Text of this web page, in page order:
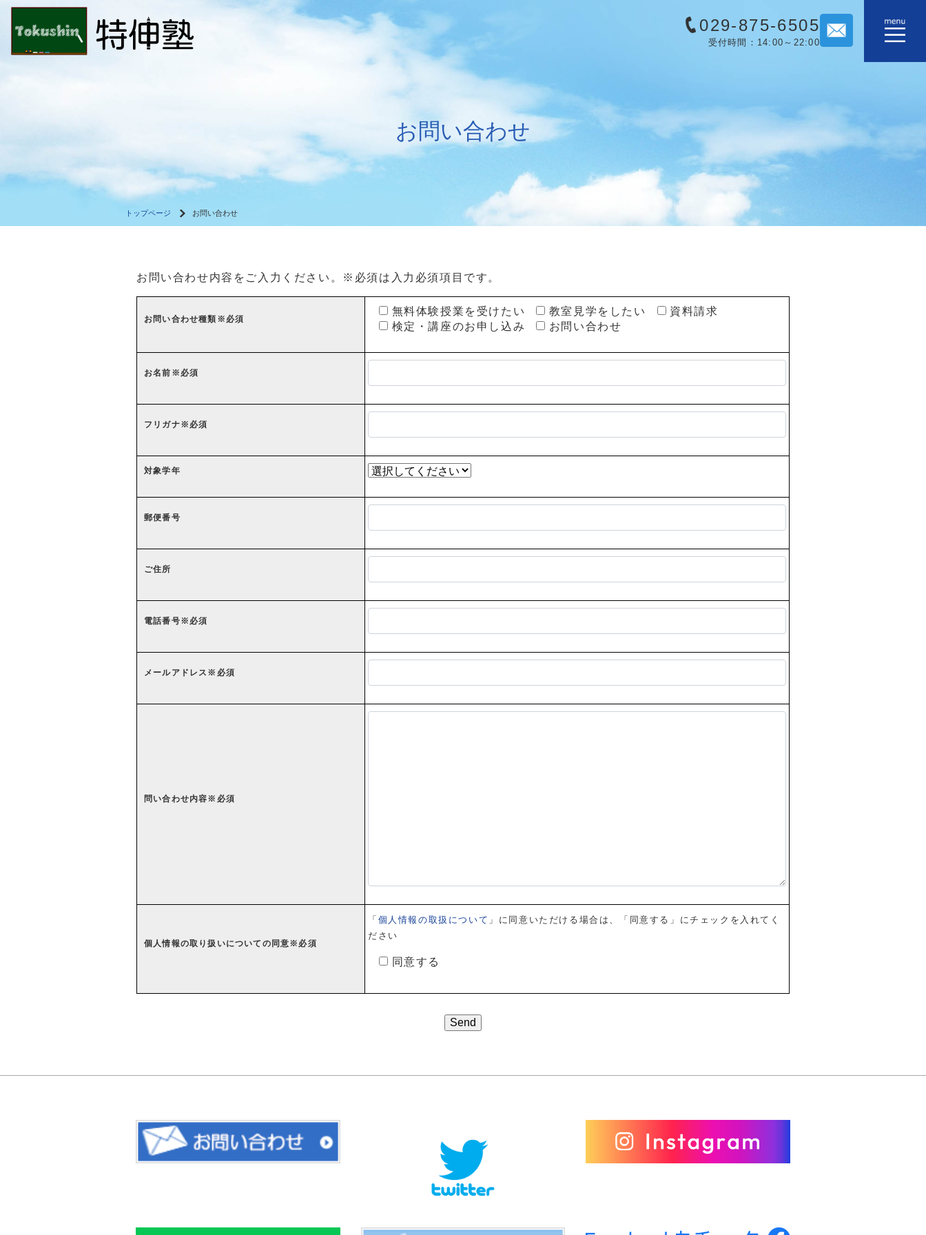
029-875-6505
受付時間：14:00～22:00
お問い合わせ
トップページ お問い合わせ
お問い合わせ内容をご入力ください。※必須は入力必須項目です。
お問い合わせ種類 ※必須
無料体験授業を受けたい 教室見学をしたい
資料請求
検定・講座のお申し込み
お問い合わせ
お名前 ※必須
フリガナ※必須
対象学年
郵便番号
ご住所
電話番号※必須
メールアドレス ※必須
問い合わせ内容※必須
個人情報の取り扱いについての同意※必須
「 個人情報の取扱について 」に同意いただける場合は、「同意する」にチェックを入れてく
ださい
同意する